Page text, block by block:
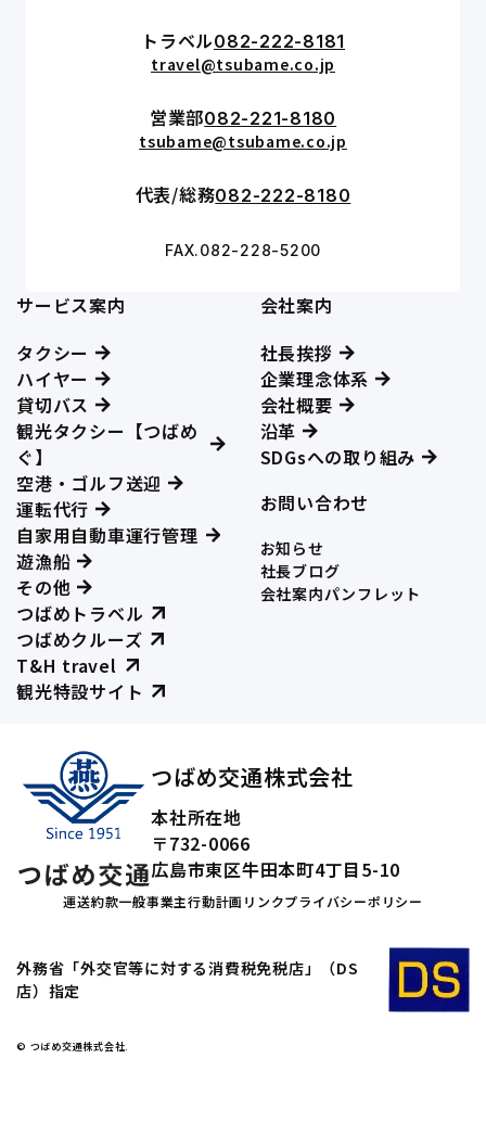
トラベル082-222-8181
travel@tsubame.co.jp
営業部082-221-8180
tsubame@tsubame.co.jp
代表/総務082-222-8180
FAX.082-228-5200
サービス案内
タクシー
ハイヤー
貸切バス
観光タクシー【つばめ
ぐ】
空港・ゴルフ送迎
運転代行
自家用自動車運行管理
遊漁船
その他
つばめトラベル
つばめクルーズ
T&H travel
観光特設サイト
会社案内
社長挨拶
企業理念体系
会社概要
沿革
SDGsへの取り組み
お問い合わせ
お知らせ
社長ブログ
会社案内パンフレット
つばめ交通株式会社
本社所在地
〒732-0066
広島市東区牛田本町4丁目5-10
運送約款一般事業主行動計画 リンクプライバシーポリシー
外務省「外交官等に対する消費税免税店」（DS
店）指定
© つばめ交通株式会社.